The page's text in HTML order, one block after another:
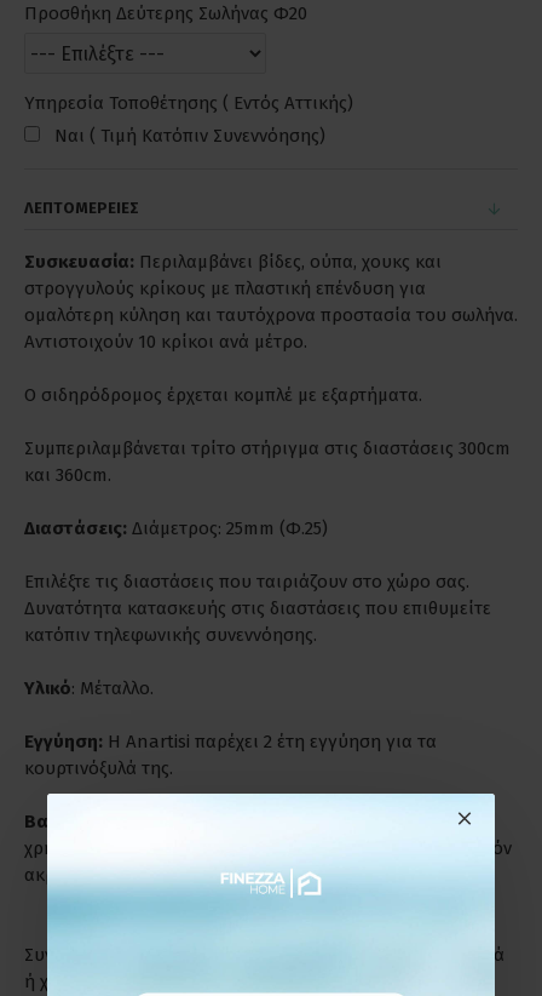
Προσθήκη Δεύτερης Σωλήνας Φ20
Υπηρεσία Τοποθέτησης ( Εντός Αττικής)
Ναι ( Τιμή Κατόπιν Συνεννόησης)
ΛΕΠΤΟΜΕΡΕΙΕΣ
Συσκευασία: Περιλαμβάνει βίδες, ούπα, χουκς και
στρογγυλούς κρίκους με πλαστική επένδυση για
ομαλότερη κύληση και ταυτόχρονα προστασία του σωλήνα.
Αντιστοιχούν 10 κρίκοι ανά μέτρο.
Ο σιδηρόδρομος έρχεται κομπλέ με εξαρτήματα.
Συμπεριλαμβάνεται τρίτο στήριγμα στις διαστάσεις 300cm
και 360cm.
Διαστάσεις: Διάμετρος: 25mm (Φ.25)
Επιλέξτε τις διαστάσεις που ταιριάζουν στο χώρο σας.
Δυνατότητα κατασκευής στις διαστάσεις που επιθυμείτε
κατόπιν τηλεφωνικής συνεννόησης.
Υλικό: Μέταλλο.
Εγγύηση: Η Anartisi παρέχει 2 έτη εγγύηση για τα
κουρτινόξυλά της.
Βαριά Χρήση:
Είναι ιδανικά για παρατεταμένη και βαριά
χρήση. Ενδύκνυνται για επαγγελματικούς χώρους γι' αυτόν
ακριβώς το λόγο.
Συντήρηση: Μη χρησιμοποιείτε απορρυπαντικά, καυστικά
ή χλωριούχα υγρά για τον καθαρισμό των προϊόντων.